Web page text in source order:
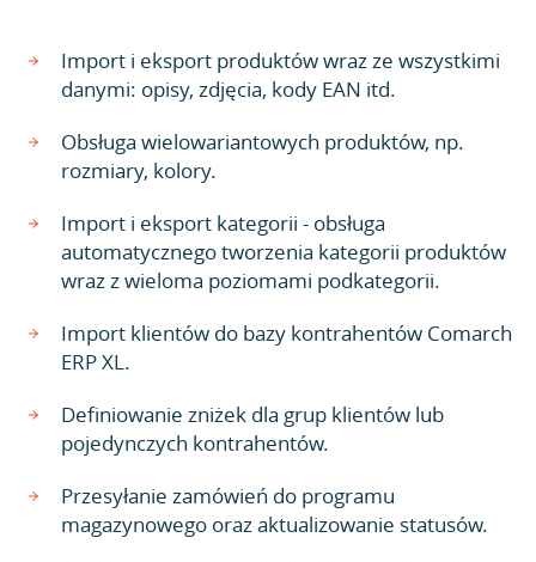
Import i eksport produktów wraz ze wszystkimi
danymi: opisy, zdjęcia, kody EAN itd.
Obsługa wielowariantowych produktów, np.
rozmiary, kolory.
Import i eksport kategorii - obsługa
automatycznego tworzenia kategorii produktów
wraz z wieloma poziomami podkategorii.
Import klientów do bazy kontrahentów Comarch
ERP XL.
Definiowanie zniżek dla grup klientów lub
pojedynczych kontrahentów.
Przesyłanie zamówień do programu
magazynowego oraz aktualizowanie statusów.